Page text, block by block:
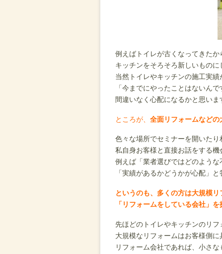
例えばトイレが古くなってきたか
キッチンをそろそろ新しいものに
当然トイレやキッチンの施工実
「今までにやったことはないん
間違いなく心配になるかと思いま
ところが、 全面リフォームなどの
色々な場所でセミナーを開いたり
私自身お客様と直接お話をする機
例えば「業者選びではどのような
「実績があるかどうかが心配」
というのも、多くの方は大規模
「リフォームをしている会社」
先ほどのトイレやキッチンのリフ
大規模なリフォームはお客様側に
リフォーム会社であれば、小さ